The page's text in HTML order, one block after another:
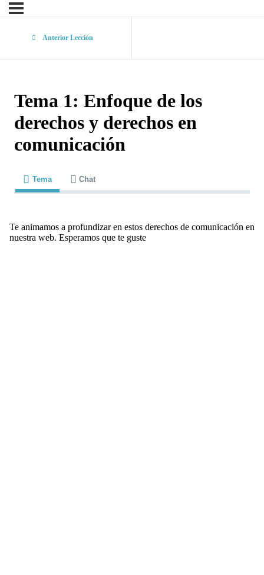
Anterior Lección
Tema 1: Enfoque de los
derechos y derechos en
comunicación
Tema Chat
Te animamos a profundizar en estos derechos de comunicación en
nuestra web. Esperamos que te guste